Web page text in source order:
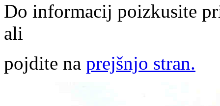
Do informacij poizkusite
ali
pojdite na prejšnjo stran.